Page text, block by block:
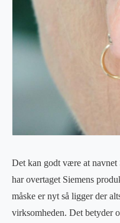
Det kan godt være at
har overtaget Siemens
måske er nyt så ligger der
virksomheden. Det betyder